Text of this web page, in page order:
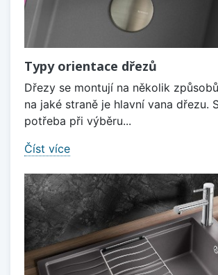
Typy orientace dřezů
Dřezy se montují na několik
na jaké straně je hlavní vana dřezu.
potřeba při výběru...
Číst více